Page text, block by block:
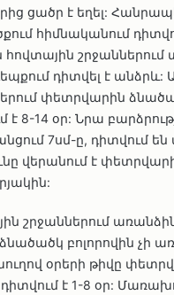
ցածր է եղել:
հիմնականում
հովտային շրջաններում
դիտվել է անձրև:
փետրվարին
է 8-14 օր: Նրա
7սմ-ը, դիտվում
վերանում է
շրջաններում
ձնածածկ բոլորովին չի
օրերի թիվը
դիտվում է 1-8 օր: